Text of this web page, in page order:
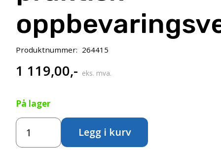
Produktnummer: 264415
1 119,00,- eks. mva.
På lager
Rytmesett
praktisk
Legg i kurv